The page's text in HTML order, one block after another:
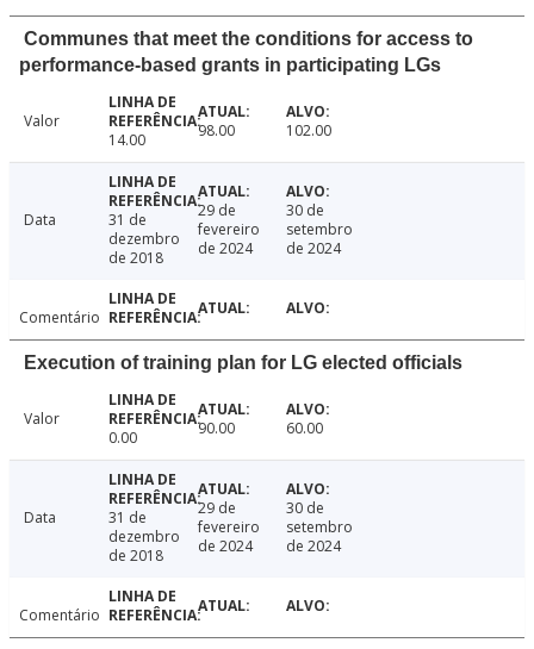
Communes that meet the conditions for access to
performance-based grants in participating LGs
Valor
14.00
98.00 102.00
Data
31 de
dezembro
de 2018
29 de
fevereiro
de 2024
30 de
setembro
de 2024
Comentário
Execution of training plan for LG elected officials
Valor
0.00
90.00 60.00
Data
31 de
dezembro
de 2018
29 de
fevereiro
de 2024
30 de
setembro
de 2024
Comentário